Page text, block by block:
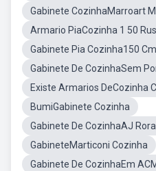
Gabinete CozinhaMarroart
Armario PiaCozinha 1 50
Gabinete Pia Cozinha150 Cm
Gabinete De CozinhaSem
Existe Armarios DeCozinha
BumiGabinete Cozinha
Gabinete De CozinhaAJ
GabineteMarticoni Cozinha
Gabinete De CozinhaEm